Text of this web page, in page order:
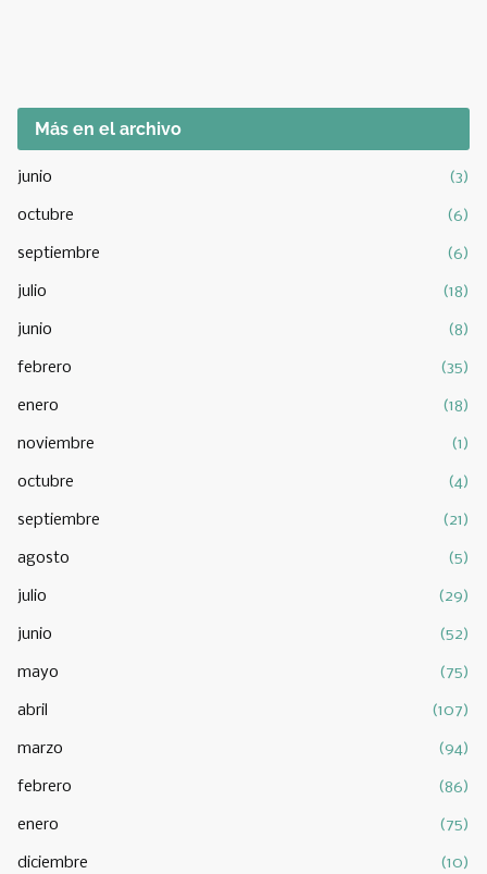
Más en el archivo
junio (3)
octubre (6)
septiembre (6)
julio (18)
junio (8)
febrero (35)
enero (18)
noviembre (1)
octubre (4)
septiembre (21)
agosto (5)
julio (29)
junio (52)
mayo (75)
abril (107)
marzo (94)
febrero (86)
enero (75)
diciembre (10)